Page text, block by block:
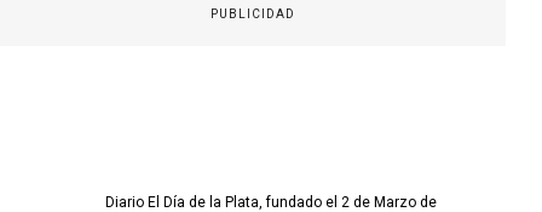
PUBLICIDAD
Diario El Día de la Plata, fundado el 2 de Marzo de